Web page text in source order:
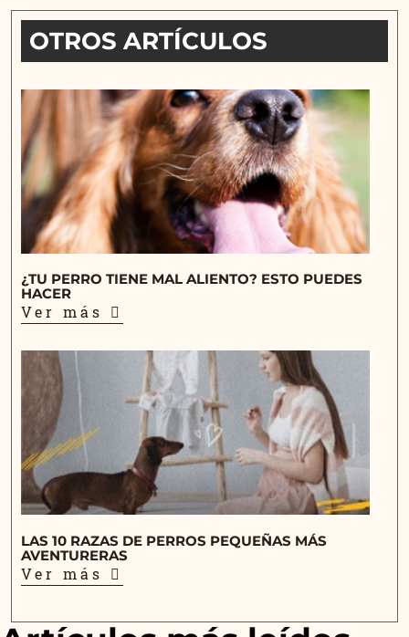
OTROS ARTÍCULOS
¿TU PERRO TIENE MAL ALIENTO? ESTO PUEDES
HACER
Ver más
LAS 10 RAZAS DE PERROS PEQUEÑAS MÁS
AVENTURERAS
Ver más